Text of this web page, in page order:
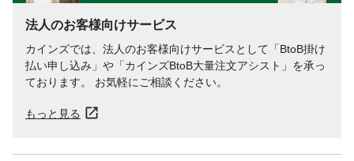
法人のお客様向けサービス
カインズでは、法人のお客様向けサービスとして「BtoB掛け
払い申し込み」や「カインズBtoB大量注文アシスト」を承っ
ております。 お気軽にご相談ください。
もっと見る